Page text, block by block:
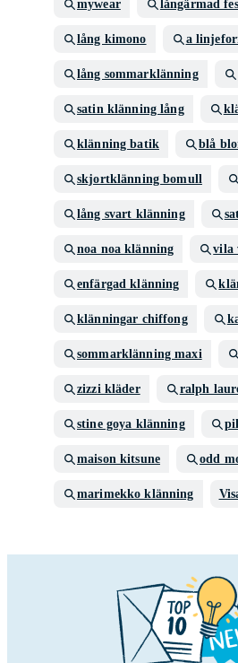
mywear långärmad
lång kimono a
lång sommarklänning
satin klänning lång
klänning batik blå
skjortklänning bomull
lång svart klänning
noa noa klänning vila
enfärgad klänning
klänningar chiffong
sommarklänning maxi
zizzi kläder ralph
stine goya klänning
maison kitsune odd
marimekko klänning